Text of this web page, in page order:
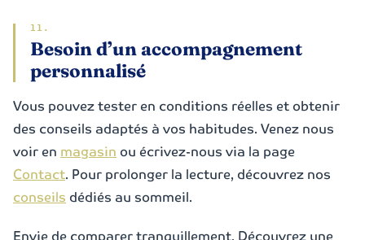
Besoin d’un accompagnement
personnalisé
Vous pouvez tester en conditions réelles et obtenir
des conseils adaptés à vos habitudes. Venez nous
voir en magasin ou écrivez-nous via la page
Contact. Pour prolonger la lecture, découvrez nos
conseils dédiés au sommeil.
Envie de comparer tranquillement. Découvrez une